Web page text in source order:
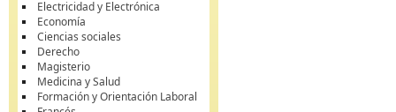
Electricidad y Electrónica
Economía
Ciencias sociales
Derecho
Magisterio
Medicina y Salud
Formación y Orientación Laboral